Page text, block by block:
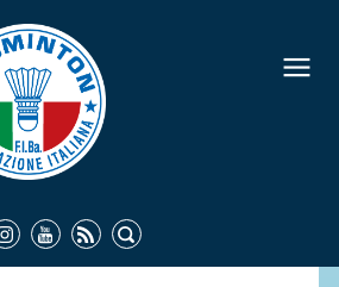
FEDERAZIONE
IDENTITÀ
COMMISSIONI FEDERALI
ORGANI TERRITORIALI